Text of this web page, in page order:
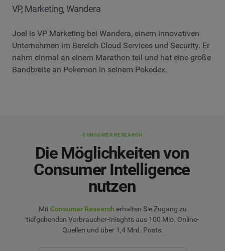
VP, Marketing, Wandera
Joel is VP Marketing bei Wandera, einem innovativen
Unternehmen im Bereich Cloud Services und Security. Er
nahm einmal an einem Marathon teil und hat eine große
Bandbreite an Pokemon in seinem Pokedex.
CONSUMER RESEARCH
Die Möglichkeiten von
Consumer Intelligence
nutzen
Mit Consumer Research erhalten Sie Zugang zu
tiefgehenden Verbraucher-Inisghts aus 100 Mio. Online-
Quellen und über 1,4 Mrd. Posts.